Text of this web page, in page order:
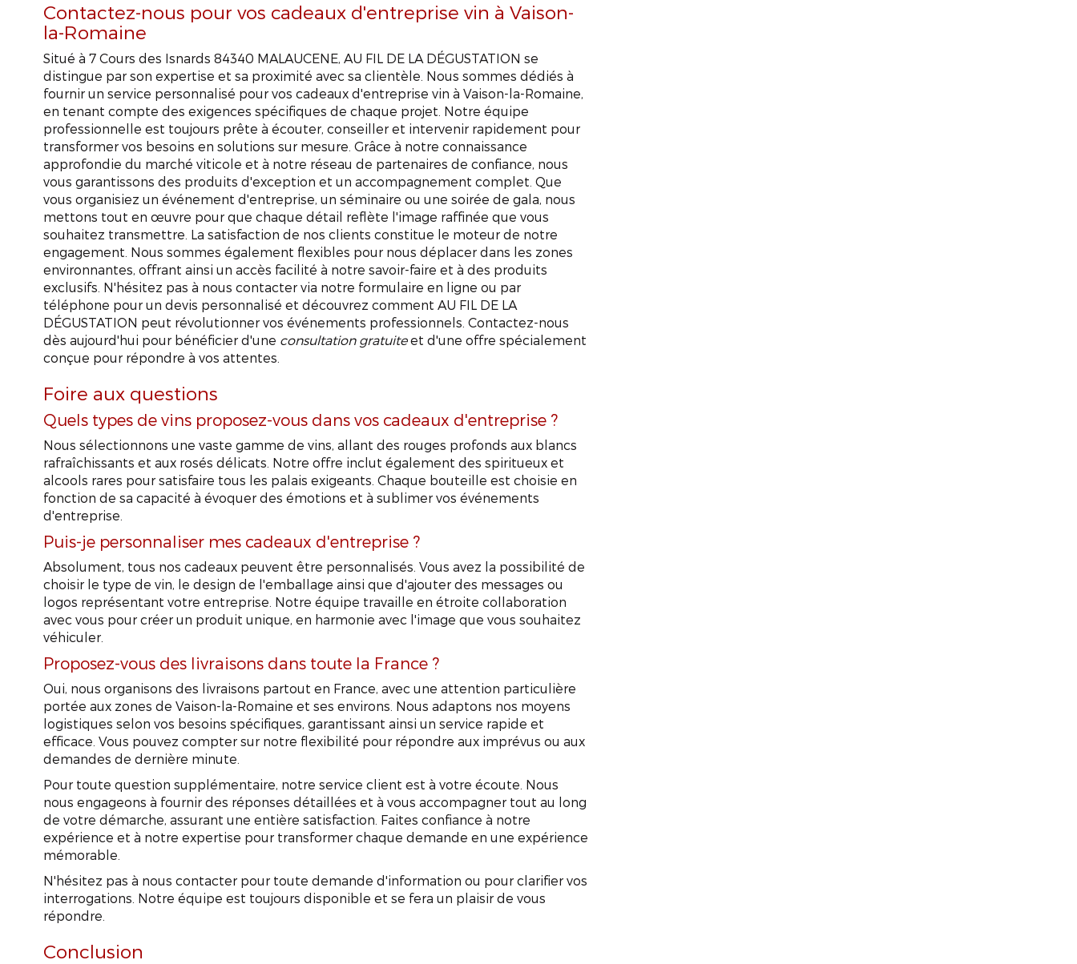
Contactez-nous pour vos cadeaux d'entreprise vin à Vaison-
la-Romaine
Situé à 7 Cours des Isnards 84340 MALAUCENE, AU FIL DE LA DÉGUSTATION se
distingue par son expertise et sa proximité avec sa clientèle. Nous sommes dédiés à
fournir un service personnalisé pour vos cadeaux d'entreprise vin à Vaison-la-Romaine,
en tenant compte des exigences spécifiques de chaque projet. Notre équipe
professionnelle est toujours prête à écouter, conseiller et intervenir rapidement pour
transformer vos besoins en solutions sur mesure. Grâce à notre connaissance
approfondie du marché viticole et à notre réseau de partenaires de confiance, nous
vous garantissons des produits d'exception et un accompagnement complet. Que
vous organisiez un événement d'entreprise, un séminaire ou une soirée de gala, nous
mettons tout en œuvre pour que chaque détail reflète l'image raffinée que vous
souhaitez transmettre. La satisfaction de nos clients constitue le moteur de notre
engagement. Nous sommes également flexibles pour nous déplacer dans les zones
environnantes, offrant ainsi un accès facilité à notre savoir-faire et à des produits
exclusifs. N'hésitez pas à nous contacter via notre formulaire en ligne ou par
téléphone pour un devis personnalisé et découvrez comment AU FIL DE LA
DÉGUSTATION peut révolutionner vos événements professionnels. Contactez-nous
dès aujourd'hui pour bénéficier d'une consultation gratuiteet d'une offre spécialement
conçue pour répondre à vos attentes.
Foire aux questions
Quels types de vins proposez-vous dans vos cadeaux d'entreprise ?
Nous sélectionnons une vaste gamme de vins, allant des rouges profonds aux blancs
rafraîchissants et aux rosés délicats. Notre offre inclut également des spiritueux et
alcools rares pour satisfaire tous les palais exigeants. Chaque bouteille est choisie en
fonction de sa capacité à évoquer des émotions et à sublimer vos événements
d'entreprise.
Puis-je personnaliser mes cadeaux d'entreprise ?
Absolument, tous nos cadeaux peuvent être personnalisés. Vous avez la possibilité de
choisir le type de vin, le design de l'emballage ainsi que d'ajouter des messages ou
logos représentant votre entreprise. Notre équipe travaille en étroite collaboration
avec vous pour créer un produit unique, en harmonie avec l'image que vous souhaitez
véhiculer.
Proposez-vous des livraisons dans toute la France ?
Oui, nous organisons des livraisons partout en France, avec une attention particulière
portée aux zones de Vaison-la-Romaine et ses environs. Nous adaptons nos moyens
logistiques selon vos besoins spécifiques, garantissant ainsi un service rapide et
efficace. Vous pouvez compter sur notre flexibilité pour répondre aux imprévus ou aux
demandes de dernière minute.
Pour toute question supplémentaire, notre service client est à votre écoute. Nous
nous engageons à fournir des réponses détaillées et à vous accompagner tout au long
de votre démarche, assurant une entière satisfaction. Faites confiance à notre
expérience et à notre expertise pour transformer chaque demande en une expérience
mémorable.
N'hésitez pas à nous contacter pour toute demande d'information ou pour clarifier vos
interrogations. Notre équipe est toujours disponible et se fera un plaisir de vous
répondre.
Conclusion